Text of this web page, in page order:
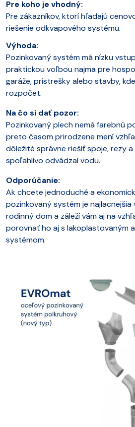
Pre koho je vhodný:
Pre zákazníkov, ktorí hľadajú
riešenie odkvapového systému.
Výhoda:
Pozinkovaný systém má nízku
praktickou voľbou najmä pre
garáže, prístrešky alebo stavby,
rozpočet.
Na čo si dať pozor:
Pozinkovaný plech nemá farebnú
preto časom prirodzene mení
dôležité správne riešiť spoje, rezy
spoľahlivo odvádzal vodu.
Odporúčanie:
Ak chcete jednoduché a
pozinkovaný systém je najlacnejšia
rodinný dom a záleží vám aj na
porovnať ho aj s lakoplastovaným
systémom.